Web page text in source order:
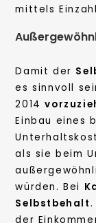
mittels
Damit der
es sinnvoll
2014
Einbau eines
als sie beim
würden. Bei
Selbstbehalt.
der